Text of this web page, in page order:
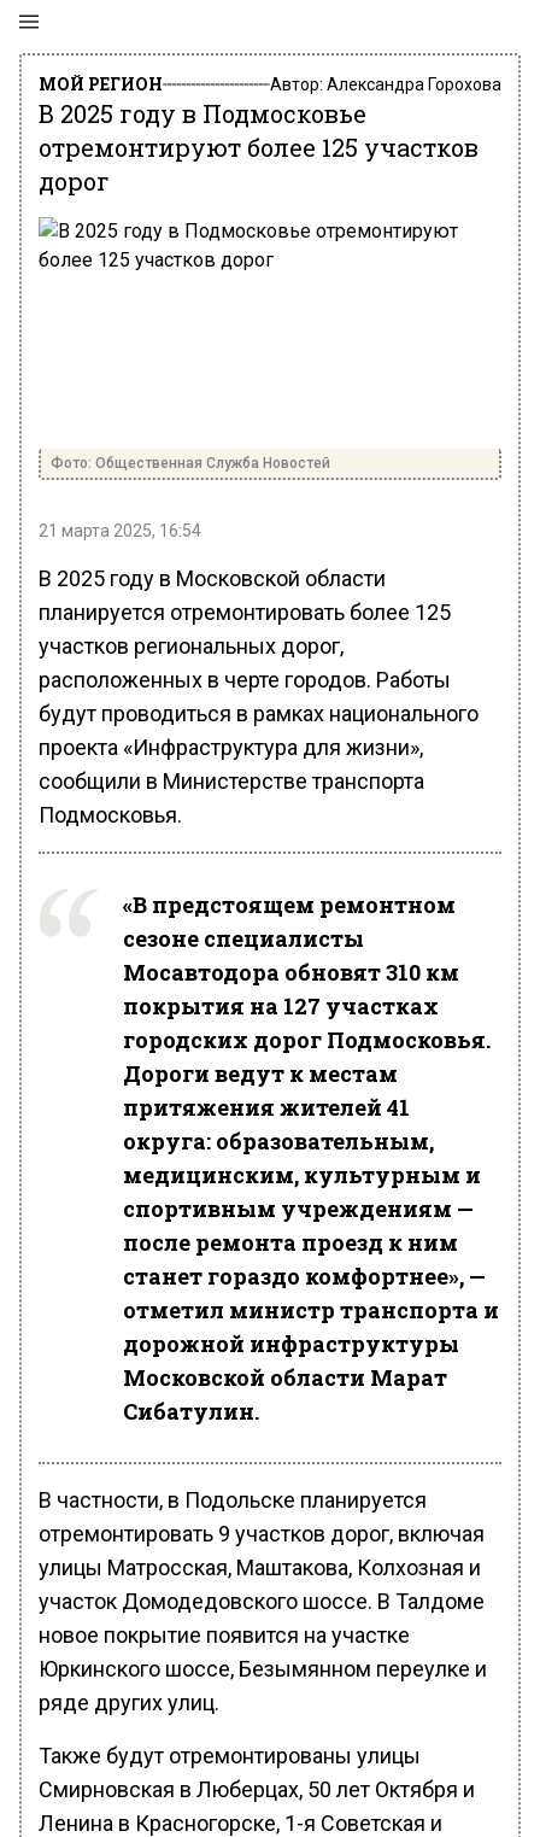
МОЙ РЕГИОН Автор: Александра Горохова
В 2025 году в Подмосковье
отремонтируют более 125 участков
дорог
Фото: Общественная Служба Новостей
21 марта 2025, 16:54
В 2025 году в Московской области
планируется отремонтировать более 125
участков региональных дорог,
расположенных в черте городов. Работы
будут проводиться в рамках национального
проекта «Инфраструктура для жизни»,
сообщили в Министерстве транспорта
Подмосковья.
«В предстоящем ремонтном
сезоне специалисты
Мосавтодора обновят 310 км
покрытия на 127 участках
городских дорог Подмосковья.
Дороги ведут к местам
притяжения жителей 41
округа: образовательным,
медицинским, культурным и
спортивным учреждениям —
после ремонта проезд к ним
станет гораздо комфортнее», —
отметил министр транспорта и
дорожной инфраструктуры
Московской области Марат
Сибатулин.
В частности, в Подольске планируется
отремонтировать 9 участков дорог, включая
улицы Матросская, Маштакова, Колхозная и
участок Домодедовского шоссе. В Талдоме
новое покрытие появится на участке
Юркинского шоссе, Безымянном переулке и
ряде других улиц.
Также будут отремонтированы улицы
Смирновская в Люберцах, 50 лет Октября и
Ленина в Красногорске, 1-я Советская и